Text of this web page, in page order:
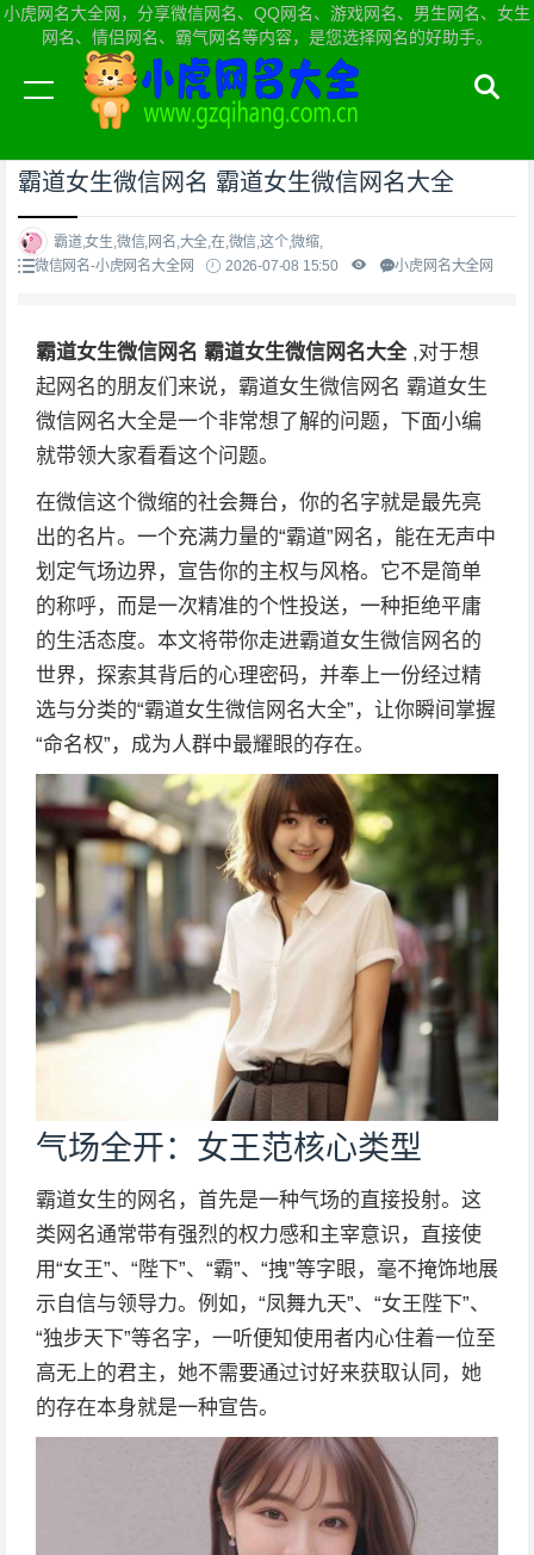
小虎网名大全网，分享微信网名、QQ网名、游戏网名、男生网名、女生
网名、情侣网名、霸气网名等内容，是您选择网名的好助手。
当前位置：小虎网名大全网首页>微信网名
霸道女生微信网名 霸道女生微信网名大全
霸道,女生,微信,网名,大全,在,微信,这个,微缩,
微信网名-小虎网名大全网
2026-07-08 15:50 小虎网名大全网
霸道女生微信网名 霸道女生微信网名大全 ,对于想
起网名的朋友们来说，霸道女生微信网名 霸道女生
微信网名大全是一个非常想了解的问题，下面小编
就带领大家看看这个问题。
在微信这个微缩的社会舞台，你的名字就是最先亮
出的名片。一个充满力量的“霸道”网名，能在无声中
划定气场边界，宣告你的主权与风格。它不是简单
的称呼，而是一次精准的个性投送，一种拒绝平庸
的生活态度。本文将带你走进霸道女生微信网名的
世界，探索其背后的心理密码，并奉上一份经过精
选与分类的“霸道女生微信网名大全”，让你瞬间掌握
“命名权”，成为人群中最耀眼的存在。
气场全开：女王范核心类型
霸道女生的网名，首先是一种气场的直接投射。这
类网名通常带有强烈的权力感和主宰意识，直接使
用“女王”、“陛下”、“霸”、“拽”等字眼，毫不掩饰地展
示自信与领导力。例如，“凤舞九天”、“女王陛下”、
“独步天下”等名字，一听便知使用者内心住着一位至
高无上的君主，她不需要通过讨好来获取认同，她
的存在本身就是一种宣告。